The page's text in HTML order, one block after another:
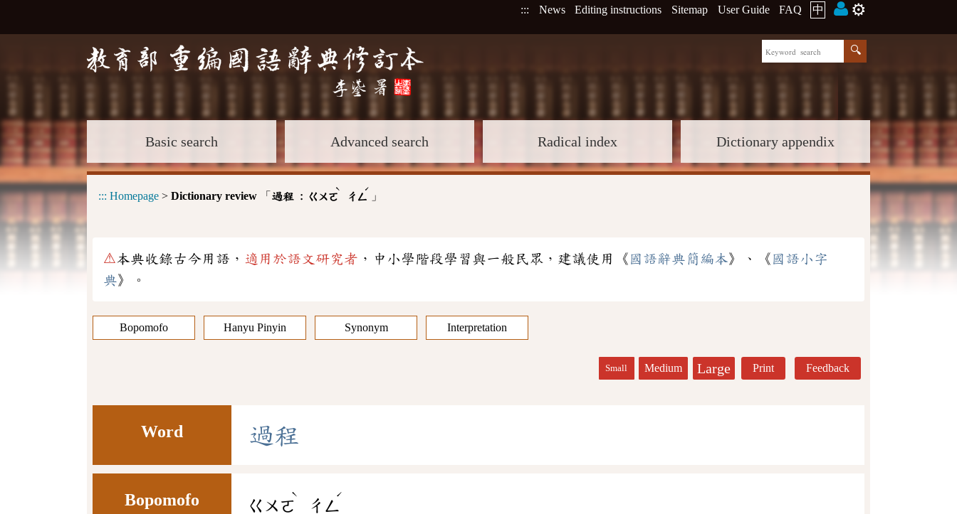
::: News Editing instructions Sitemap User Guide FAQ 中 ⚙️
Basic search Advanced search Radical index Dictionary appendix
::: Homepage > Dictionary review 「 過程 : ㄍㄨㄛ
ˋ
ㄔㄥ
ˊ
」
⚠本典收錄古今用語， 適用於語文研究者 ，中小學階段學習與一般民眾，建議使用《 國語辭典簡編本》、《 國語小字
典》。
Bopomofo Hanyu Pinyin Synonym Interpretation
Small Medium Large Print Feedback
Word 過程
Bopomofo ㄍㄨㄛ
ˋ
ㄔㄥ
ˊ